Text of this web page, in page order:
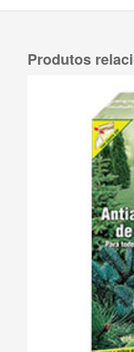
Produtos